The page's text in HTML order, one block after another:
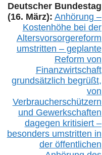
Deutscher Bundestag
(16. März): Anhörung –
Kostenhöhe bei der
Altersvorsorgereform
umstritten – geplante
Reform von
Finanzwirtschaft
grundsätzlich begrüßt,
von
Verbraucherschützern
und Gewerkschaften
dagegen kritisiert –
besonders umstritten in
der öffentlichen